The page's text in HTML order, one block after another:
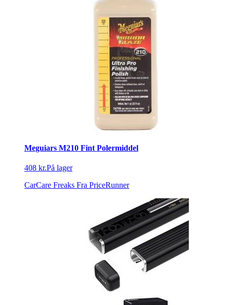
Meguiars M210 Fint Polermiddel
408 kr.På lager
CarCare Freaks Fra PriceRunner